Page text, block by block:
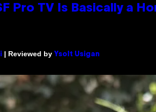
Pro TV Is Basically a
| Reviewed by Ysolt Usigan